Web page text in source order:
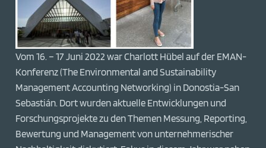
Vom 16. – 17 Juni 2022 war Charlott Hübel auf der EMAN-
Konferenz (The Environmental and Sustainability
Management Accounting Networking) in Donostia-San
Sebastián. Dort wurden aktuelle Entwicklungen und
Forschungsprojekte zu den Themen Messung, Reporting,
Bewertung und Management von unternehmerischer